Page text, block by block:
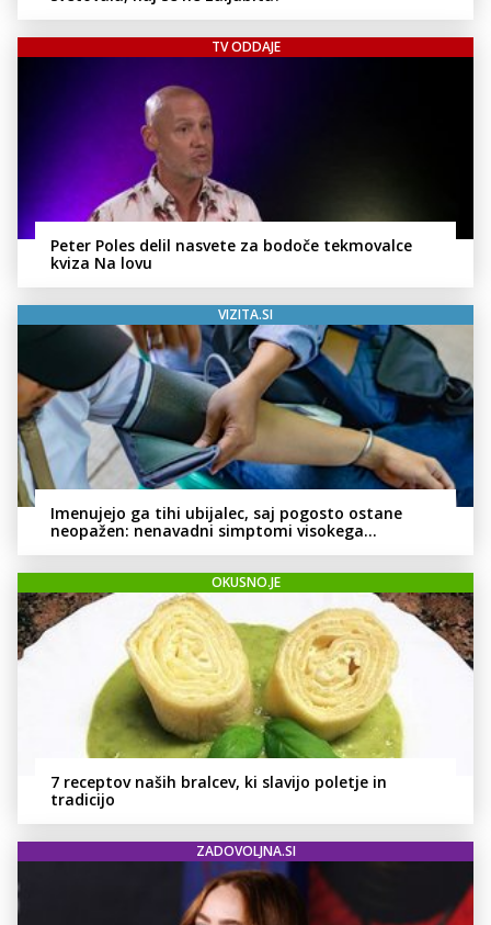
TV ODDAJE
Peter Poles delil nasvete za bodoče tekmovalce
kviza Na lovu
VIZITA.SI
Imenujejo ga tihi ubijalec, saj pogosto ostane
neopažen: nenavadni simptomi visokega
OKUSNO.JE
7 receptov naših bralcev, ki slavijo poletje in
tradicijo
ZADOVOLJNA.SI